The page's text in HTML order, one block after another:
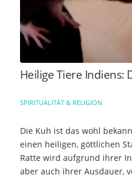
Heilige Tiere Indiens:
SPIRITUALITÄT & RELIGION
Die Kuh ist das wohl
einen heiligen, göttlichen
Ratte wird aufgrund ihrer
aber auch ihrer Ausdauer,